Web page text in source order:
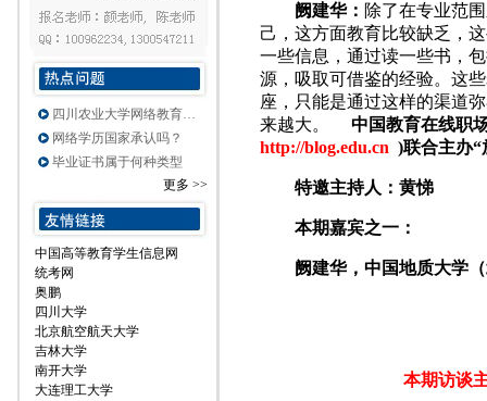
四川农业大学网络教育…
网络学历国家承认吗？
毕业证书属于何种类型
更多 >>
中国高等教育学生信息网
统考网
奥鹏
四川大学
北京航空航天大学
吉林大学
南开大学
大连理工大学
阙建华： 除了在专业范
己，这方面教育比较缺乏，
一些信息，通过读一些书，
源，吸取可借鉴的经验。这
座，只能是通过这样的渠道
来越大。中国教育在线职
http://blog.edu.cn )联合主办
特邀主持人：黄悌
本期嘉宾之一：
阙建华，中国地质大学
本期访谈